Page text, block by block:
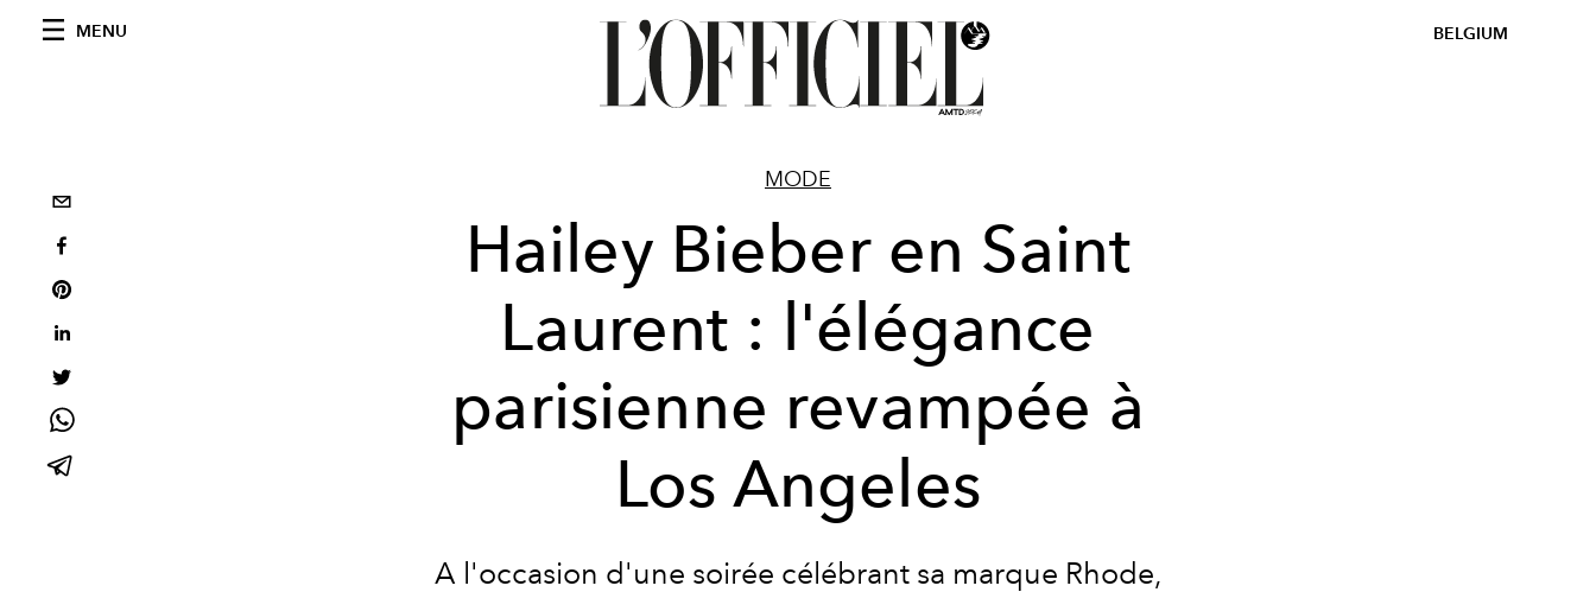
MENU BELGIUM
MODE
Hailey Bieber en Saint
Laurent : l'élégance
parisienne revampée à
Los Angeles
A l'occasion d'une soirée célébrant sa marque Rhode,